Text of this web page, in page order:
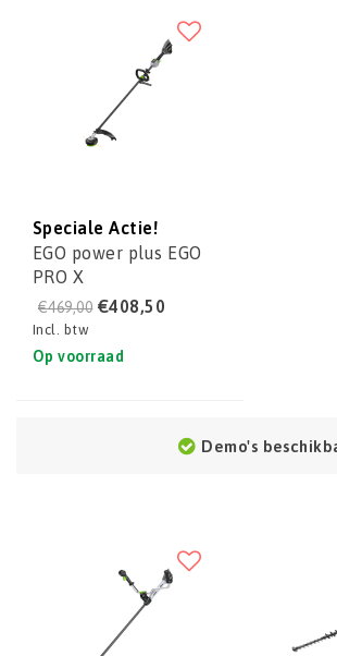
Speciale Actie!
EGO power plus EGO
PRO X
Grastrimmer/bosmaaier
STX4500
€469,00 €408,50
Incl. btw
Op voorraad
Demo's beschikbaar